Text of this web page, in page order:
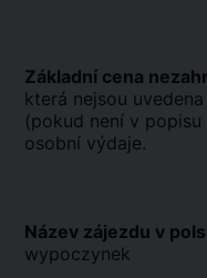
Základní cena
která nejsou
(pokud není v
osobní výdaje.
Název zájezdu v
wypoczynek